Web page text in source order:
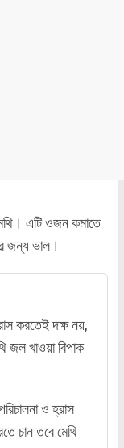
এটি ওজন কমাতে
জন্য ভাল।
করতেই দক্ষ নয়,
জল খাওয়া বিপাক
ও হ্রাস
চান তবে মেথি